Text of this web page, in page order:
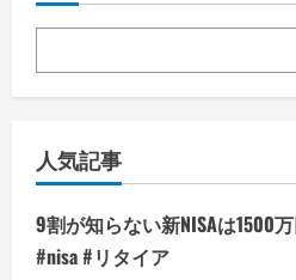
人気記事
9割が知らない新NISAは1500
#nisa #リタイア